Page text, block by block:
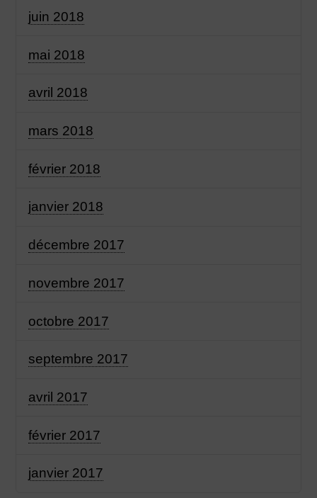
juin 2018
mai 2018
avril 2018
mars 2018
février 2018
janvier 2018
décembre 2017
novembre 2017
octobre 2017
septembre 2017
avril 2017
février 2017
janvier 2017